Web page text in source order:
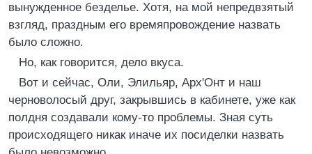
вынужденное безделье. Хотя, на мой непредвзятый
взгляд, праздным его времяпровождение назвать
было сложно.
Но, как говорится, дело вкуса.
Вот и сейчас, Оли, Элильяр, Арх'Онт и наш
черноволосый друг, закрывшись в кабинете, уже как
полдня создавали кому-то проблемы. Зная суть
происходящего никак иначе их посиделки назвать